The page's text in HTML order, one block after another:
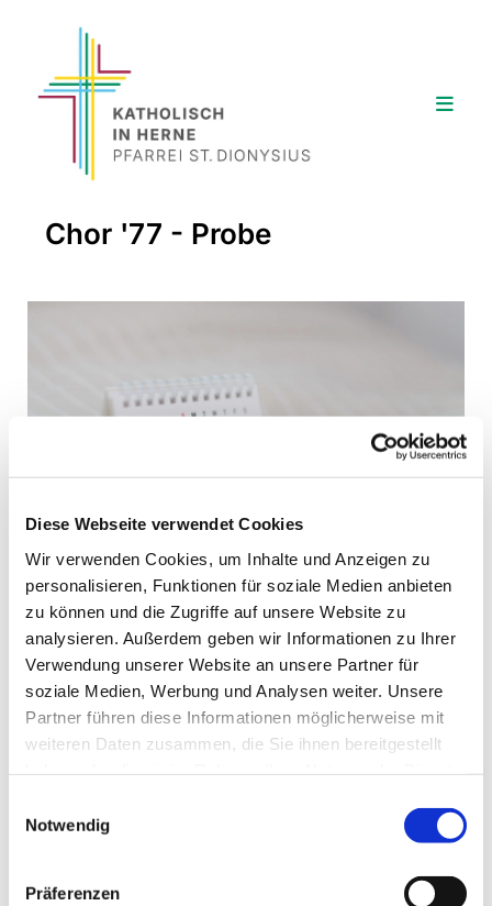
Diese Webseite verwendet Cookies
Wir verwenden Cookies, um Inhalte und Anzeigen zu
personalisieren, Funktionen für soziale Medien anbieten
zu können und die Zugriffe auf unsere Website zu
analysieren. Außerdem geben wir Informationen zu Ihrer
Verwendung unserer Website an unsere Partner für
soziale Medien, Werbung und Analysen weiter. Unsere
Partner führen diese Informationen möglicherweise mit
weiteren Daten zusammen, die Sie ihnen bereitgestellt
Notwendig
Präferenzen
Chor '77 - Probe
Freitag, 14. Januar 2028, 19:00
Uhr
TMH, Widumer Str. 23 a, 44627
Herne